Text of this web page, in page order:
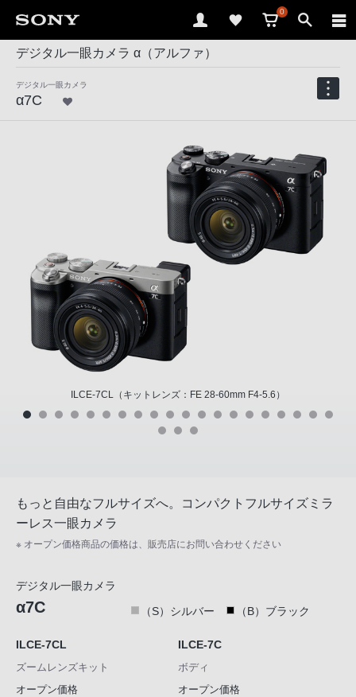
0
デジタル一眼カメラ α（アルファ）
デジタル一眼カメラ
α7C
ILCE-7CL（キットレンズ：FE 28-60mm F4-5.6）
もっと自由なフルサイズへ。コンパクトフルサイズミラ
ーレス一眼カメラ
※ オープン価格商品の価格は、販売店にお問い合わせください
デジタル一眼カメラ
α7C （S）シルバー （B）ブラック
ILCE-7CL
ズームレンズキット
オープン価格
ILCE-7C
ボディ
オープン価格